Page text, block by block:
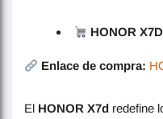
HONOR X7D
Enlace de compra:
El HONOR X7d redefine